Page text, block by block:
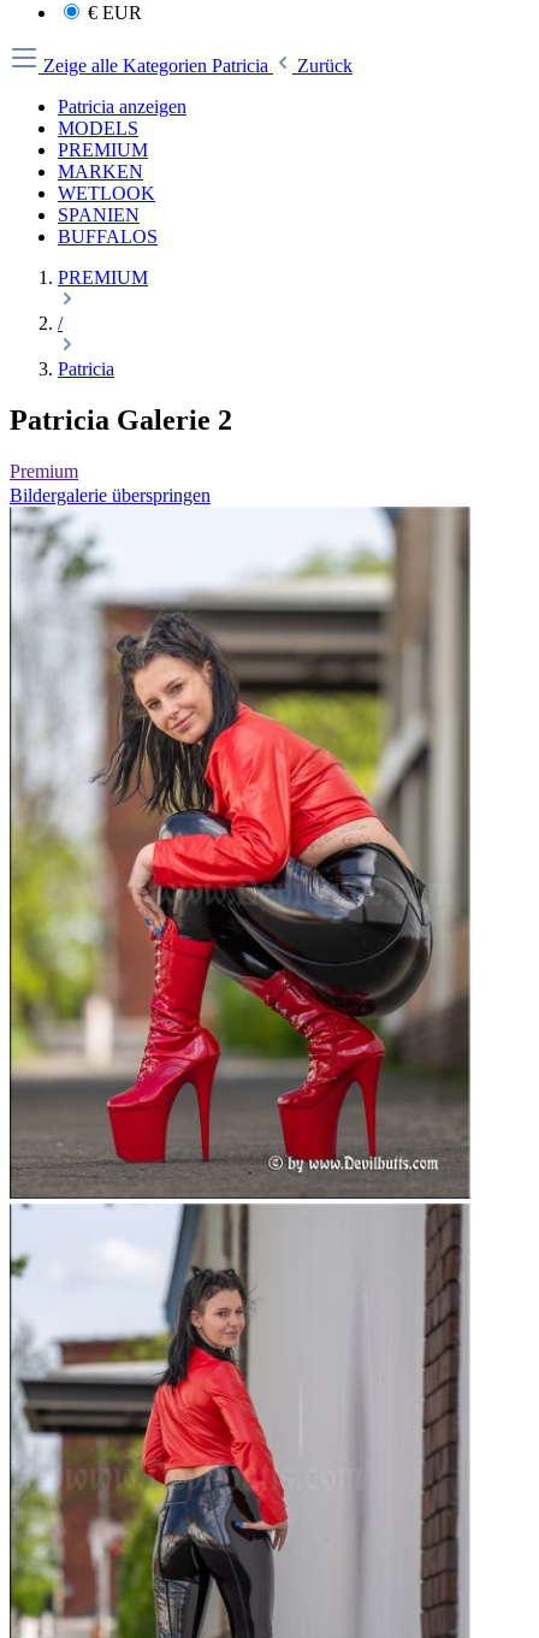
€ EUR
Zeige alle Kategorien Patricia
Zurück
Patricia anzeigen
MODELS
PREMIUM
MARKEN
WETLOOK
SPANIEN
BUFFALOS
PREMIUM
/
Patricia
Patricia Galerie 2
Premium
Bildergalerie überspringen